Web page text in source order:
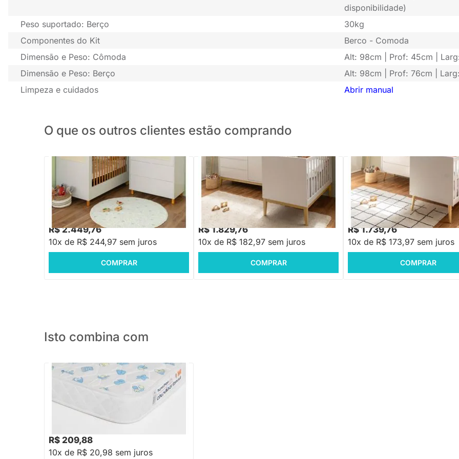
disponibilidade)
Peso suportado: Berço
30kg
Componentes do Kit
Berco - Comoda
Dimensão e Peso: Cômoda
Alt: 98cm | Prof: 45cm |
Dimensão e Peso: Berço
Alt: 98cm | Prof: 76cm |
Limpeza e cuidados
Abrir manual
O que os outros clientes estão comprando
Kit Quarto Infantil Ollie - Berço Mini Cama
+ Cômoda 3 Gavetas - Areia Fosco
R$ 2.939,88 Economize R$ 490
R$ 2.449,76
10x de R$ 244,97 sem juros
COMPRAR
Kit Quarto Theo com Pés Square Natural
- Berço + Cômoda 3 Gavetas e 1 Porta -
Branco
-16% Economize R$ 369
R$ 1.829,76
10x de R$ 182,97 sem juros
COMPRAR
Kit Quarto Theo com Pés Retrô
Berço + Cômoda 3 Gavetas -
Fosco
R$ 2.399,76 -27% Economize R$ 660
R$ 1.739,76
10x de R$ 173,97 sem juros
COMPRAR
Isto combina com
PRONTA ENTREGA
Colchão de Espuma Plummi Berço
70cmx1,30mx10cm D18
R$ 209,88
10x de R$ 20,98 sem juros